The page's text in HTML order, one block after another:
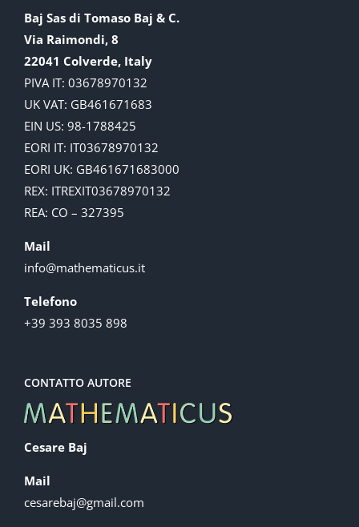
Baj Sas di Tomaso Baj & C.
Via Raimondi, 8
22041 Colverde, Italy
PIVA IT: 03678970132
UK VAT: GB461671683
EIN US: 98-1788425
EORI IT: IT03678970132
EORI UK: GB461671683000
REX: ITREXIT03678970132
REA: CO – 327395
Mail
info@mathematicus.it
Telefono
+39 393 8035 898
CONTATTO AUTORE
Cesare Baj
Mail
cesarebaj@gmail.com